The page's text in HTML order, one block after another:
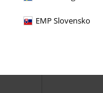
EMP Slovensko